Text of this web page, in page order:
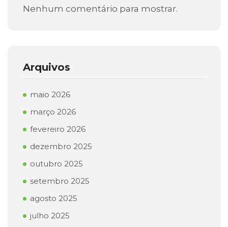
Nenhum comentário para mostrar.
Arquivos
maio 2026
março 2026
fevereiro 2026
dezembro 2025
outubro 2025
setembro 2025
agosto 2025
julho 2025